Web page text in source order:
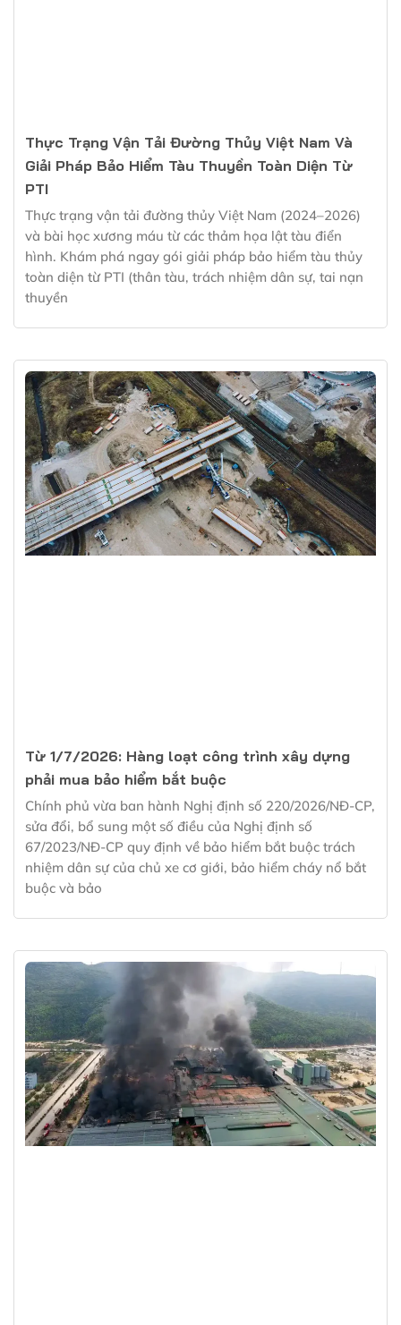
Thực Trạng Vận Tải Đường Thủy Việt Nam Và
Giải Pháp Bảo Hiểm Tàu Thuyền Toàn Diện Từ
PTI
Thực trạng vận tải đường thủy Việt Nam (2024–2026)
và bài học xương máu từ các thảm họa lật tàu điển
hình. Khám phá ngay gói giải pháp bảo hiểm tàu thủy
toàn diện từ PTI (thân tàu, trách nhiệm dân sự, tai nạn
thuyền
Từ 1/7/2026: Hàng loạt công trình xây dựng
phải mua bảo hiểm bắt buộc
Chính phủ vừa ban hành Nghị định số 220/2026/NĐ-CP,
sửa đổi, bổ sung một số điều của Nghị định số
67/2023/NĐ-CP quy định về bảo hiểm bắt buộc trách
nhiệm dân sự của chủ xe cơ giới, bảo hiểm cháy nổ bắt
buộc và bảo